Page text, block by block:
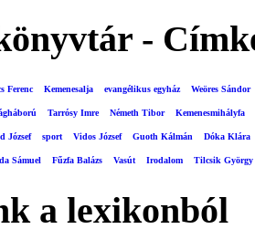
-
Ferenc Kemenesalja evangélikus egyház Weöres Sándor
Tarrósy Imre Németh Tibor Kemenesmihályfa
József sport Vidos József Guoth Kálmán Dóka Klára
Sámuel Fűzfa Balázs Vasút Irodalom Tilcsik György
a lexikonból